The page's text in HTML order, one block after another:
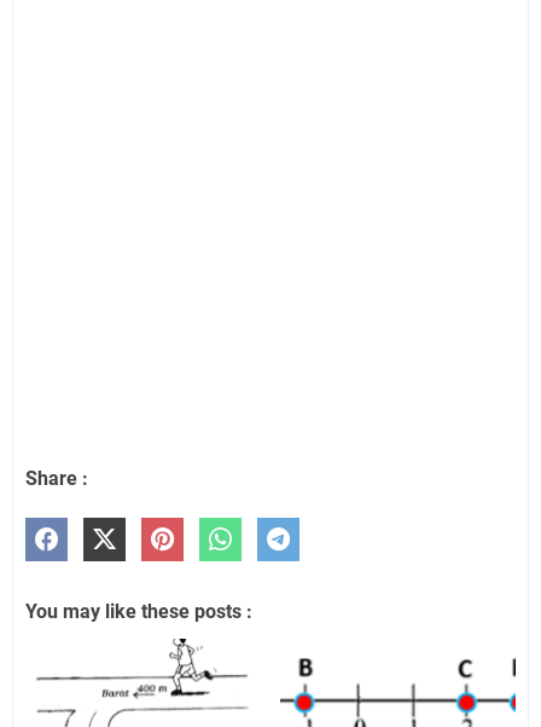
Share :
You may like these posts :